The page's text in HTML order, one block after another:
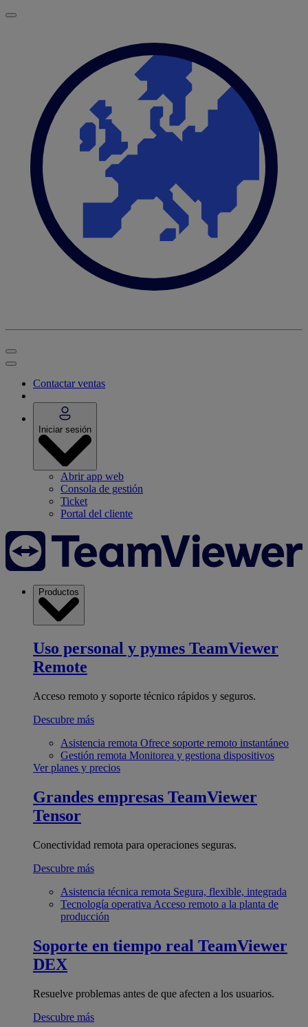
Contactar ventas
Iniciar sesión
Abrir app web
Consola de gestión
Ticket
Portal del cliente
Productos
Uso personal y pymes TeamViewer
Remote
Acceso remoto y soporte técnico rápidos y seguros.
Descubre más
Asistencia remota Ofrece soporte remoto instantáneo
Gestión remota Monitorea y gestiona dispositivos
Ver planes y precios
Grandes empresas TeamViewer
Tensor
Conectividad remota para operaciones seguras.
Descubre más
Asistencia técnica remota Segura, flexible, integrada
Tecnología operativa Acceso remoto a la planta de
producción
Soporte en tiempo real TeamViewer
DEX
Resuelve problemas antes de que afecten a los usuarios.
Descubre más